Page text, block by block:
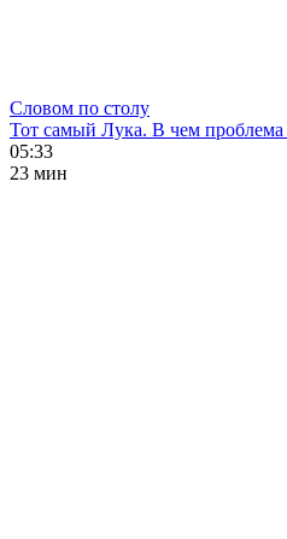
Словом по столу
Тот самый Лука. В чем проблема
05:33
23 мин